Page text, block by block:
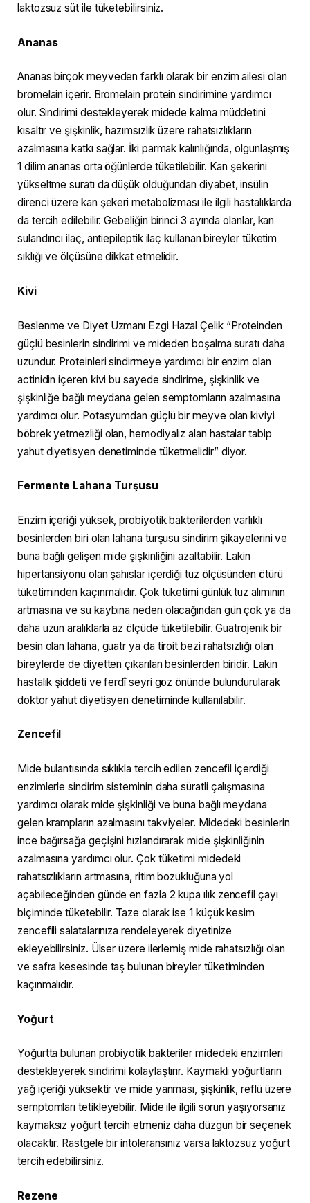
laktozsuz süt ile tüketebilirsiniz.
Ananas
Ananas birçok meyveden farklı olarak bir enzim ailesi olan
bromelain içerir. Bromelain protein sindirimine yardımcı
olur. Sindirimi destekleyerek midede kalma müddetini
kısaltır ve şişkinlik, hazımsızlık üzere rahatsızlıkların
azalmasına katkı sağlar. İki parmak kalınlığında, olgunlaşmış
1 dilim ananas orta öğünlerde tüketilebilir. Kan şekerini
yükseltme suratı da düşük olduğundan diyabet, insülin
direnci üzere kan şekeri metabolizması ile ilgili hastalıklarda
da tercih edilebilir. Gebeliğin birinci 3 ayında olanlar, kan
sulandırıcı ilaç, antiepileptik ilaç kullanan bireyler tüketim
sıklığı ve ölçüsüne dikkat etmelidir.
Kivi
Beslenme ve Diyet Uzmanı Ezgi Hazal Çelik “Proteinden
güçlü besinlerin sindirimi ve mideden boşalma suratı daha
uzundur. Proteinleri sindirmeye yardımcı bir enzim olan
actinidin içeren kivi bu sayede sindirime, şişkinlik ve
şişkinliğe bağlı meydana gelen semptomların azalmasına
yardımcı olur. Potasyumdan güçlü bir meyve olan kiviyi
böbrek yetmezliği olan, hemodiyaliz alan hastalar tabip
yahut diyetisyen denetiminde tüketmelidir” diyor.
Fermente Lahana Turşusu
Enzim içeriği yüksek, probiyotik bakterilerden varlıklı
besinlerden biri olan lahana turşusu sindirim şikayelerini ve
buna bağlı gelişen mide şişkinliğini azaltabilir. Lakin
hipertansiyonu olan şahıslar içerdiği tuz ölçüsünden ötürü
tüketiminden kaçınmalıdır. Çok tüketimi günlük tuz alımının
artmasına ve su kaybına neden olacağından gün çok ya da
daha uzun aralıklarla az ölçüde tüketilebilir. Guatrojenik bir
besin olan lahana, guatr ya da tiroit bezi rahatsızlığı olan
bireylerde de diyetten çıkarılan besinlerden biridir. Lakin
hastalık şiddeti ve ferdî seyri göz önünde bulundurularak
doktor yahut diyetisyen denetiminde kullanılabilir.
Zencefil
Mide bulantısında sıklıkla tercih edilen zencefil içerdiği
enzimlerle sindirim sisteminin daha süratli çalışmasına
yardımcı olarak mide şişkinliği ve buna bağlı meydana
gelen krampların azalmasını takviyeler. Midedeki besinlerin
ince bağırsağa geçişini hızlandırarak mide şişkinliğinin
azalmasına yardımcı olur. Çok tüketimi midedeki
rahatsızlıkların artmasına, ritim bozukluğuna yol
açabileceğinden günde en fazla 2 kupa ılık zencefil çayı
biçiminde tüketebilir. Taze olarak ise 1 küçük kesim
zencefili salatalarınıza rendeleyerek diyetinize
ekleyebilirsiniz. Ülser üzere ilerlemiş mide rahatsızlığı olan
ve safra kesesinde taş bulunan bireyler tüketiminden
kaçınmalıdır.
Yoğurt
Yoğurtta bulunan probiyotik bakteriler midedeki enzimleri
destekleyerek sindirimi kolaylaştırır. Kaymaklı yoğurtların
yağ içeriği yüksektir ve mide yanması, şişkinlik, reflü üzere
semptomları tetikleyebilir. Mide ile ilgili sorun yaşıyorsanız
kaymaksız yoğurt tercih etmeniz daha düzgün bir seçenek
olacaktır. Rastgele bir intoleransınız varsa laktozsuz yoğurt
tercih edebilirsiniz.
Rezene